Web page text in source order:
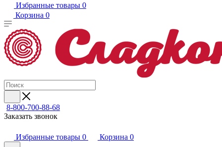
Избранные товары 0
Корзина 0
8-800-700-88-68
Заказать звонок
Избранные товары 0 Корзина 0